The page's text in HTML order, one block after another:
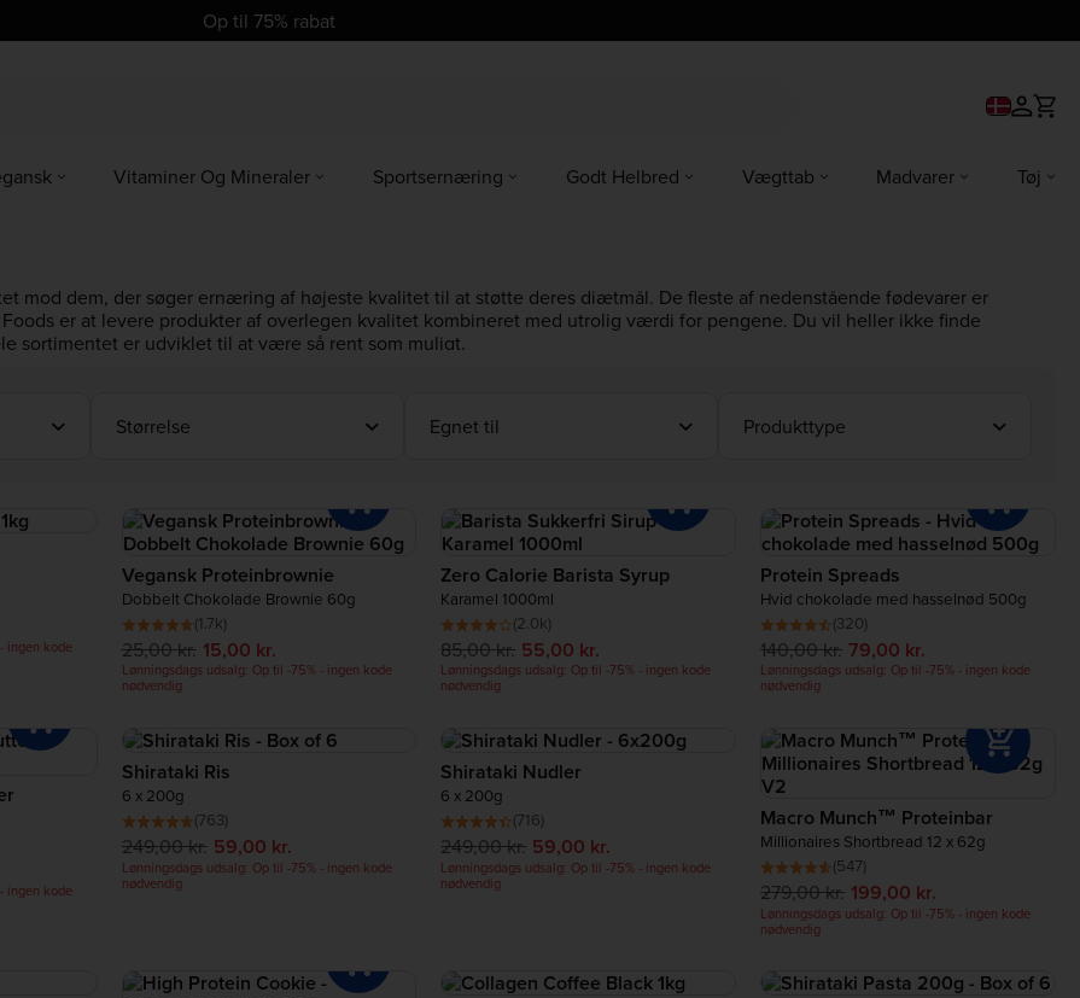
Op til 75% rabat
Vitaminer Og Mineraler Sportsernæring Godt Helbred Vægttab Madvarer Tøj
mod dem, der søger ernæring af højeste kvalitet til at støtte deres diætmål. De fleste af nedenstående fødevarer er
er at levere produkter af overlegen kvalitet kombineret med utrolig værdi for pengene. Du vil heller ikke finde
sortimentet er udviklet til at være så rent som muligt.
Størrelse Egnet til Produkttype
ingen kode
Vegansk Proteinbrownie
Dobbelt Chokolade Brownie 60g
(1.7k)
25,00 kr. 15,00 kr.
Lønningsdags udsalg: Op til -75% - ingen kode
nødvendig
Zero Calorie Barista Syrup
Karamel 1000ml
(2.0k)
85,00 kr. 55,00 kr.
Lønningsdags udsalg: Op til -75% - ingen kode
nødvendig
Protein Spreads
Hvid chokolade med hasselnød 500g
(320)
140,00 kr. 79,00 kr.
Lønningsdags udsalg: Op til -75% - ingen kode
nødvendig
ingen kode
Shirataki Ris
6 x 200g
(763)
249,00 kr. 59,00 kr.
Lønningsdags udsalg: Op til -75% - ingen kode
nødvendig
Shirataki Nudler
6 x 200g
(716)
249,00 kr. 59,00 kr.
Lønningsdags udsalg: Op til -75% - ingen kode
nødvendig
Macro Munch™ Proteinbar
Millionaires Shortbread 12 x 62g
(547)
279,00 kr. 199,00 kr.
Lønningsdags udsalg: Op til -75% - ingen kode
nødvendig